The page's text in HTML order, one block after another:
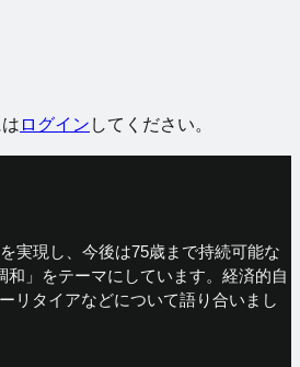
ログイン してください。
実現し、今後は75歳まで持続可能な
和」をテーマにしています。経済的自
リタイアなどについて語り合いまし